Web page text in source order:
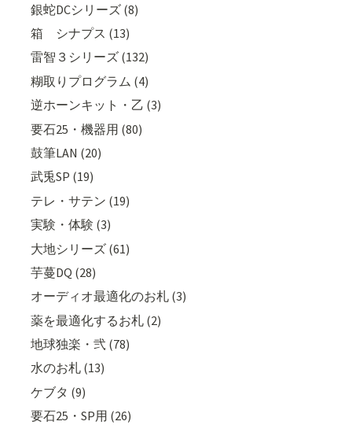
銀蛇DCシリーズ (8)
箱 シナプス (13)
雷智３シリーズ (132)
糊取りプログラム (4)
逆ホーンキット・乙 (3)
要石25・機器用 (80)
鼓筆LAN (20)
武兎SP (19)
テレ・サテン (19)
実験・体験 (3)
大地シリーズ (61)
芋蔓DQ (28)
オーディオ最適化のお札 (3)
薬を最適化するお札 (2)
地球独楽・弐 (78)
水のお札 (13)
ケブタ (9)
要石25・SP用 (26)